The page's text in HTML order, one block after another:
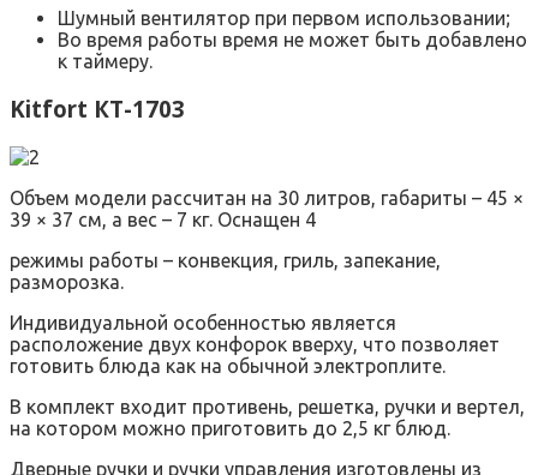
Шумный вентилятор при первом использовании;
Во время работы время не может быть добавлено
к таймеру.
Kitfort КТ-1703
Объем модели рассчитан на 30 литров, габариты – 45 ×
39 × 37 см, а вес – 7 кг. Оснащен 4
режимы работы – конвекция, гриль, запекание,
разморозка.
Индивидуальной особенностью является
расположение двух конфорок вверху, что позволяет
готовить блюда как на обычной электроплите.
В комплект входит противень, решетка, ручки и вертел,
на котором можно приготовить до 2,5 кг блюд.
Дверные ручки и ручки управления изготовлены из